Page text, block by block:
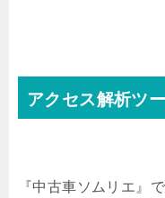
アクセス解析ツ
『中古車ソムリエ』